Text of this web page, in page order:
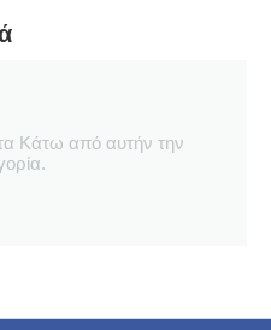
Κάτω από αυτήν την